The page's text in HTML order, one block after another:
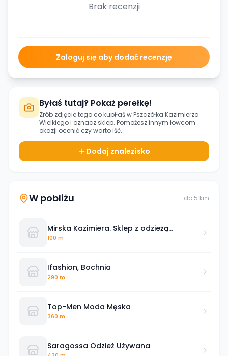
Brak recenzji
Zaloguj się aby dodać recenzję
Byłaś tutaj? Pokaż perełkę!
Zrób zdjęcie tego co kupiłaś wPszczółka Kazimierza
Wielkiegoi oznacz sklep. Pomożesz innym łowcom
okazji ocenić czy warto iść.
Dodaj znalezisko
W pobliżu do 5 km
Mirska Kazimiera. Sklep z odzieżą
używaną
100 m
Ifashion, Bochnia
290 m
Top-Men Moda Męska
360 m
Saragossa Odzież Używana